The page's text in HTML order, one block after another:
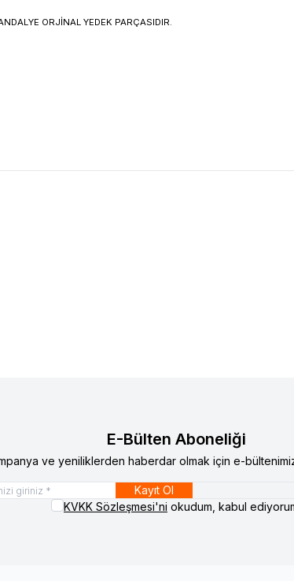
ORJİNAL YEDEK PARÇASIDIR.
E-Bülten Aboneliği
ve yeniliklerden haberdar olmak için e-
Kayıt Ol
KVKK Sözleşmesi'ni okudum, kabul